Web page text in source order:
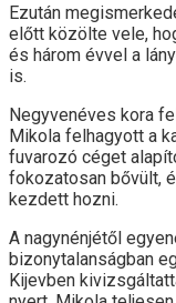
Ezután
előtt közölte vele,
és három évvel a
is.
Negyvenéves kora
Mikola felhagyott a
fuvarozó céget
fokozatosan bővült,
kezdett hozni.
A nagynénjétől
bizonytalanságban
Kijevben